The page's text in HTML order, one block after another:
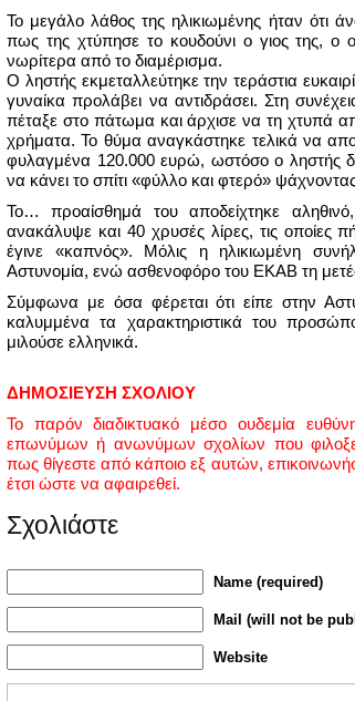
Το μεγάλο λάθος της ηλικιωμένης ήταν ότι
πως της χτύπησε το κουδούνι ο γιος της, ο
νωρίτερα από το διαμέρισμα.
Ο ληστής εκμεταλλεύτηκε την τεράστια
γυναίκα προλάβει να αντιδράσει. Στη
πέταξε στο πάτωμα και άρχισε να τη χτυπά
χρήματα. Το θύμα αναγκάστηκε τελικά να
φυλαγμένα 120.000 ευρώ, ωστόσο ο ληστής
να κάνει το σπίτι «φύλλο και φτερό»
Το… προαίσθημά του αποδείχτηκε
ανακάλυψε και 40 χρυσές λίρες, τις οποίες
έγινε «καπνός». Μόλις η ηλικιωμένη
Αστυνομία, ενώ ασθενοφόρο του ΕΚΑΒ τη
Σύμφωνα με όσα φέρεται ότι είπε στην
καλυμμένα τα χαρακτηριστικά του
μιλούσε ελληνικά.
ΔΗΜΟΣΙΕΥΣΗ ΣΧΟΛΙΟΥ
Το παρόν διαδικτυακό μέσο ουδεμία
επωνύμων ή ανωνύμων σχολίων που
πως θίγεστε από κάποιο εξ αυτών,
έτσι ώστε να αφαιρεθεί.
Σχολιάστε
Name (required)
Mail (will not be
Website